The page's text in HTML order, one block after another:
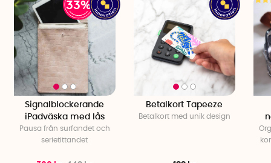
33%
Signalblockerande
iPadväska med lås
Pausa från surfandet och
serietittandet
Betalkort Tapeeze
Betalkort med unik design